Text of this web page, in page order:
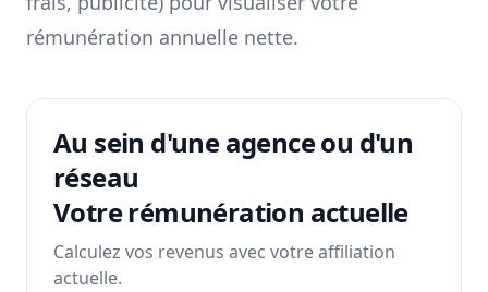
rémunération annuelle nette.
Au sein d'une agence ou d'un
réseau
Votre rémunération actuelle
Calculez vos revenus avec votre affiliation
actuelle.